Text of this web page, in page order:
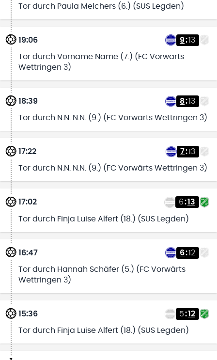
Tor durch Paula Melchers (6.) (SUS Legden)
19:06 9:13
Tor durch Vorname Name (7.) (FC Vorwärts
Wettringen 3)
18:39 8:13
Tor durch N.N. N.N. (9.) (FC Vorwärts Wettringen 3)
17:22 7:13
Tor durch N.N. N.N. (9.) (FC Vorwärts Wettringen 3)
17:02 6:13
Tor durch Finja Luise Alfert (18.) (SUS Legden)
16:47 6:12
Tor durch Hannah Schäfer (5.) (FC Vorwärts
Wettringen 3)
15:36 5:12
Tor durch Finja Luise Alfert (18.) (SUS Legden)